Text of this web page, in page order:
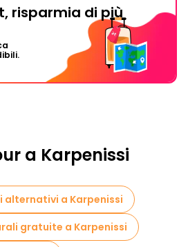
risparmia di più
a Karpenissi
alternativi a Karpenissi
gratuite a Karpenissi